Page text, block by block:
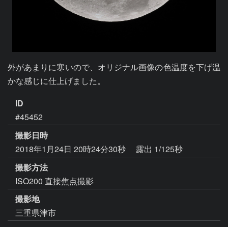
外があまりに寒いので、オリジナル画像の色温度を下げ温
かな感じに仕上げました。
ID
#45452
撮影日時
2018年1月24日 20時24分30秒
露出 1/125秒
撮影方法
ISO200 直接焦点撮影
撮影地
三重県津市